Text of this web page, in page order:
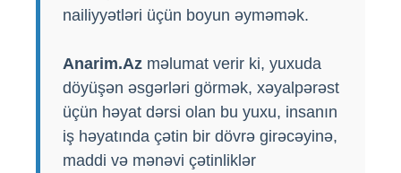
nailiyyətləri üçün boyun əyməmək.
Anarim.Az məlumat verir ki, yuxuda
döyüşən əsgərləri görmək, xəyalpərəst
üçün həyat dərsi olan bu yuxu, insanın
iş həyatında çətin bir dövrə girəcəyinə,
maddi və mənəvi çətinliklər